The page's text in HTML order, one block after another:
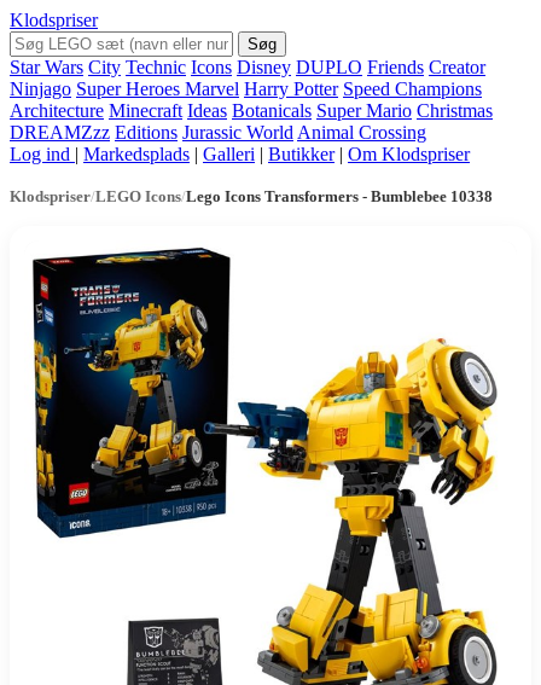
Klodspriser
Søg
Star Wars City Technic Icons Disney DUPLO Friends Creator
Ninjago Super Heroes Marvel Harry Potter Speed Champions
Architecture Minecraft Ideas Botanicals Super Mario Christmas
DREAMZzz Editions Jurassic World Animal Crossing
Log ind | Markedsplads | Galleri | Butikker | Om Klodspriser
Klodspriser/LEGO Icons/Lego Icons Transformers - Bumblebee 10338